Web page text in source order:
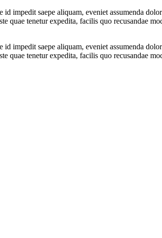
impedit saepe aliquam, eveniet assumenda
quae tenetur expedita, facilis quo recusandae
impedit saepe aliquam, eveniet assumenda
quae tenetur expedita, facilis quo recusandae